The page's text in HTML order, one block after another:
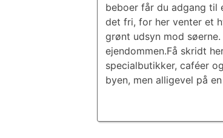
beboer får du adgang til
det fri, for her venter et
grønt udsyn mod
ejendommen.Få skridt
specialbutikker, caféer
byen, men alligevel på